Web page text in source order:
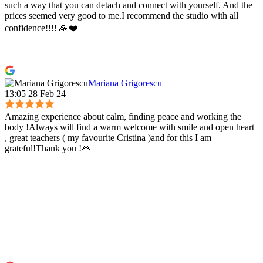
such a way that you can detach and connect with yourself. And the
prices seemed very good to me.I recommend the studio with all
confidence!!!! 🙏❤️
Mariana Grigorescu
13:05 28 Feb 24
Amazing experience about calm, finding peace and working the
body !Always will find a warm welcome with smile and open heart
, great teachers ( my favourite Cristina )and for this I am
grateful!Thank you !🙏